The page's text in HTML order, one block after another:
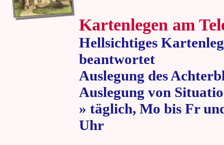
Kartenlegen am
Hellsichtiges
beantwortet
Auslegung des
Auslegung von
» täglich, Mo bis Fr
Uhr » 80